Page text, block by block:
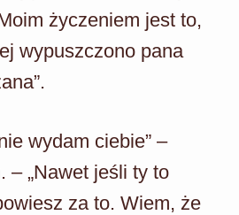
życzeniem jest to,
wypuszczono pana
wydam ciebie” –
– „Nawet jeśli ty to
za to. Wiem, że